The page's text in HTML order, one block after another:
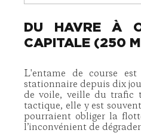
DU HAVRE À
CAPITALE (250
L'entame de course
stationnaire depuis dix
de voile, veille du trafic
tactique, elle y est
pourraient obliger la
l’inconvénient de